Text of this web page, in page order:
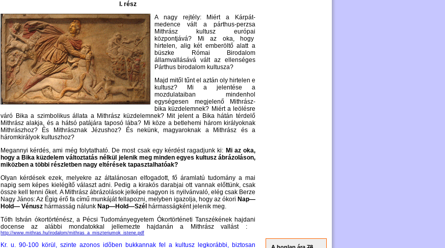
I. rész
A nagy rejtély: Miért a Kárpát-
medence vált a párthus-perzsa
Mithrász kultusz európai
központjává? Mi az oka, hogy
hirtelen, alig két emberöltő alatt a
büszke Római Birodalom
államvallásává vált az ellenséges
Párthus birodalom kultusza?
Majd mitől tűnt el aztán oly hirtelen e
kultusz? Mi a jelentése a
mozdulataiban mindenhol
egységesen megjelenő Mithrász-
bika küzdelemnek? Miért a leölésre
váró Bika a szimbolikus állata a Mithrász küzdelemnek? Mit jelent a Bika hátán térdelő
Mithrász alakja, és a hátsó patájára taposó lába? Mi köze a betlehemi három királyoknak
Mithrászhoz? És Mithrásznak Jézushoz? És nekünk, magyaroknak a Mithrász és a
háromkirályok kultuszhoz?
Megannyi kérdés, ami még folytatható. De most csak egy kérdést ragadjunk ki: Mi az oka,
hogy a Bika küzdelem változtatás nélkül jelenik meg minden egyes kultusz ábrázoláson,
miközben a többi részletben nagy eltérések tapasztalhatóak?
Olyan kérdések ezek, melyekre az általánosan elfogadott, fő áramlatú tudomány a mai
napig sem képes kielégítő választ adni. Pedig a kirakós darabjai ott vannak előttünk, csak
össze kell tenni őket. A Mithrász ábrázolások jelképe nagyon is nyilvánvaló, elég csak Berze
Nagy János: Az Égig érő fa című munkáját fellapozni, melyben igazolja, hogy az ókori Nap—
Hold— Vénusz hármasság nálunk Nap—Hold—Szél hármasságként jelenik meg.
Tóth István ókortörténész, a Pécsi Tudományegyetem Ókortörténeti Tanszékének hajdani
docense az alábbi mondatokkal jellemezte hajdanán a Mithrász vallást :
http://www.mithras.hu/irodalom/mithras_a_miszteriumok_istene.pdf
Kr. u. 90-100 körül, szinte azonos idõben bukkannak fel a kultusz legkorábbi, biztosan